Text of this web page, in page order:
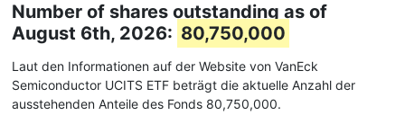
Number of shares outstanding as of
August 6th, 2026: 80,750,000
Laut den Informationen auf der Website von VanEck
Semiconductor UCITS ETF beträgt die aktuelle Anzahl der
ausstehenden Anteile des Fonds 80,750,000.